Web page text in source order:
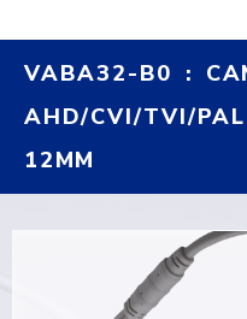
VABA32-B0 :
AHD/CVI/TVI/
12MM